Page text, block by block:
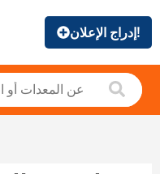
إدراج الإعلان!